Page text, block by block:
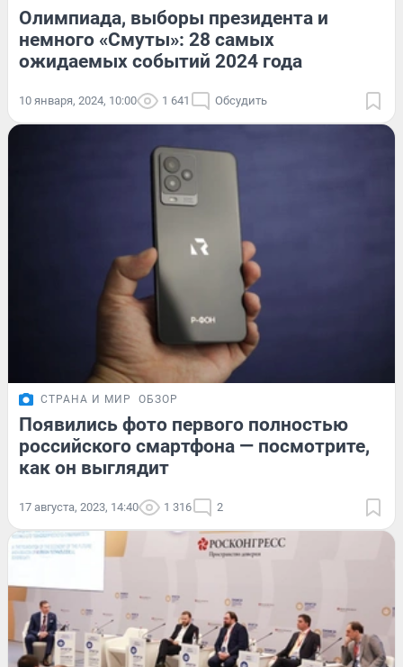
Олимпиада, выборы президента и
немного «Смуты»: 28 самых
ожидаемых событий 2024 года
10 января, 2024, 10:00 1 641 Обсудить
СТРАНА И МИР ОБЗОР
Появились фото первого полностью
российского смартфона — посмотрите,
как он выглядит
17 августа, 2023, 14:40 1 316 2